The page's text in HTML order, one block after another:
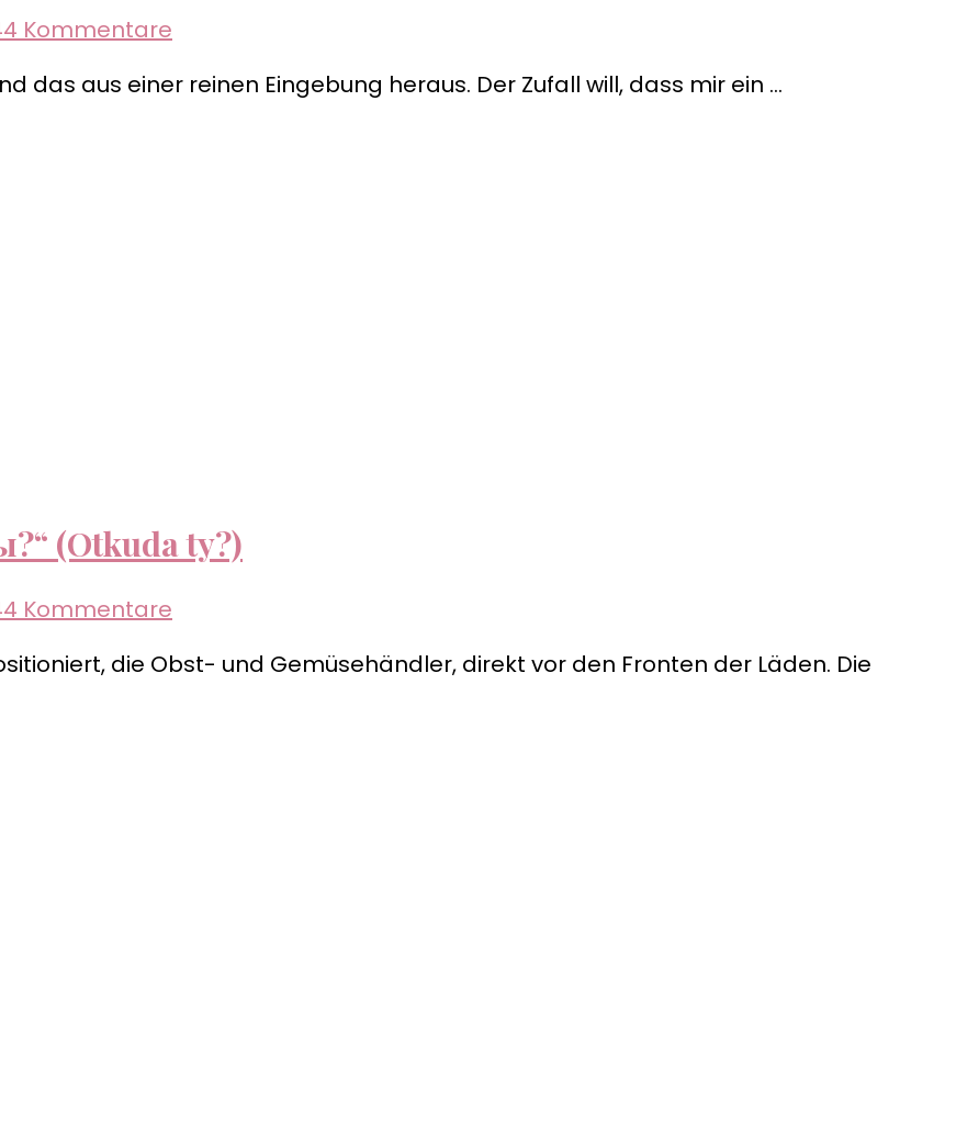
4 Kommentare
Gagausien
das aus einer reinen Eingebung heraus. Der Zufall will, dass mir ein …
(Otkuda ty?)
4 Kommentare
Gagausien
die Obst- und Gemüsehändler, direkt vor den Fronten der Läden. Die